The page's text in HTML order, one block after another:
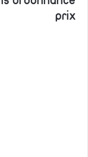
prix